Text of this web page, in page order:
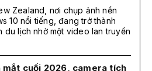
Zealand, nơi chụp ảnh nền
10 nổi tiếng, đang trở thành
du lịch nhờ một video lan truyền
cuối 2026, camera tích